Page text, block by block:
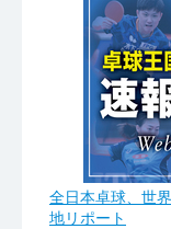
全日本卓球、世
地リポート